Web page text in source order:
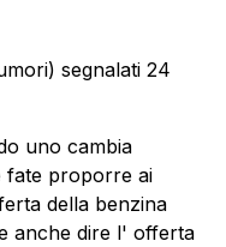
segnalati 24
uno cambia
fate proporre ai
della benzina
anche dire l' offerta